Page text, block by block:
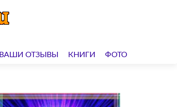
ВАШИ ОТЗЫВЫ КНИГИ ФОТО